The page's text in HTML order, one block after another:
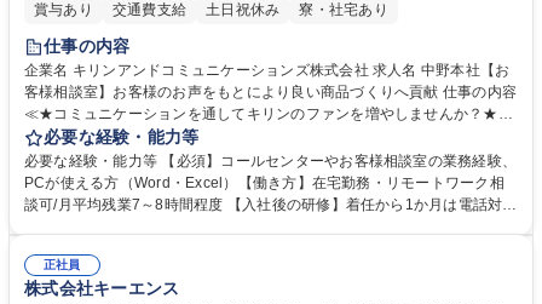
賞与あり
交通費支給 土日祝休み 寮・社宅あり
仕事の内容
企業名 キリンアンドコミュニケーションズ株式会社 求人名 中野本社【お
客様相談室】お客様のお声をもとにより良い商品づくりへ貢献 仕事の内容
≪★コミュニケーションを通してキリンのファンを増やしませんか？★≫
お客様のお声をより良い商品づくりに活かしていく上で、窓口となるお客
様相談室でのお仕事です。 日々お客様からいただくキリングループへのご
意見を、企業活動に活かしています。お客様からの声に迅速かつ誠意をも
って対応、情報提供するとともにグループ内活動に反映しています。 【具
平均100件前後■メール・手紙：同上40件前後 募集職種 中野本社【お客様
相談室】お客様のお声をもとにより良い商品づくりへ貢献
必要な経験・能力等
必要な経験・能力等 【必須】コールセンターやお客様相談室の業務経験、
PCが使える方（Word・Excel）【働き方】在宅勤務・リモートワーク相
談可/月平均残業7～8時間程度 【入社後の研修】着任から1か月は電話対応
すのでご安心ください。 【当社について】キリングループの広報機能を担
う会社として、お客様との出会いを大切にし、磨き上げたホスピタリティ
正社員
株式会社キーエンス